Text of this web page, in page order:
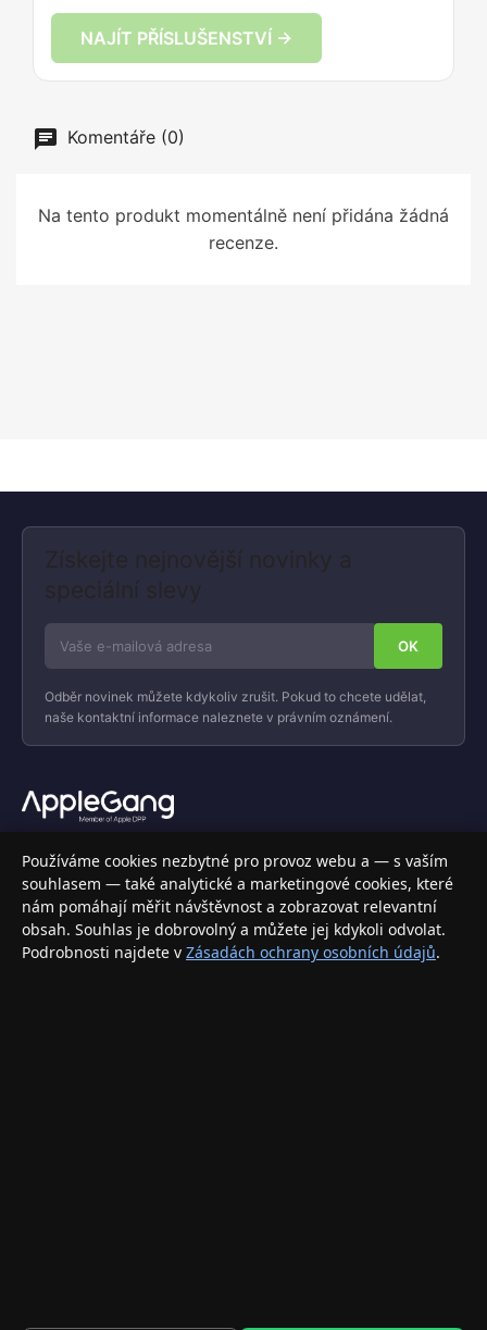
NAJÍT PŘÍSLUŠENSTVÍ →
Komentáře (0)
Na tento produkt momentálně není přidána žádná
recenze.
Získejte nejnovější novinky a
speciální slevy
Odběr novinek můžete kdykoliv zrušit. Pokud to chcete udělat,
naše kontaktní informace naleznete v právním oznámení.
Váš specializovaný obchod s Apple produkty, příslušenstvím a
elektronikou. Nakupujte bezpečně a s jistotou.
INFORMACE
Doprava a doručení
Používáme cookies nezbytné pro provoz webu a — s vaším
souhlasem — také analytické a marketingové cookies, které
nám pomáhají měřit návštěvnost a zobrazovat relevantní
obsah. Souhlas je dobrovolný a můžete jej kdykoli odvolat.
Podrobnosti najdete v Zásadách ochrany osobních údajů.